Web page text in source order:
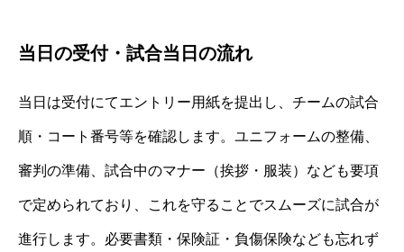
当日の受付・試合当日の流れ
当日は受付にてエントリー用紙を提出し、チームの試合
順・コート番号等を確認します。ユニフォームの整備、
審判の準備、試合中のマナー（挨拶・服装）なども要項
で定められており、これを守ることでスムーズに試合が
進行します。必要書類・保険証・負傷保険なども忘れず